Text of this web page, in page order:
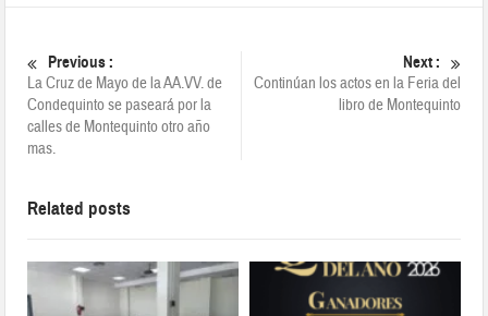
Previous :
La Cruz de Mayo de la AA.VV. de
Condequinto se paseará por la
calles de Montequinto otro año
mas.
Next :
Continúan los actos en la Feria del
libro de Montequinto
Related posts